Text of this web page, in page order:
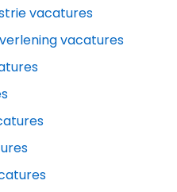
vacatures
vacatures